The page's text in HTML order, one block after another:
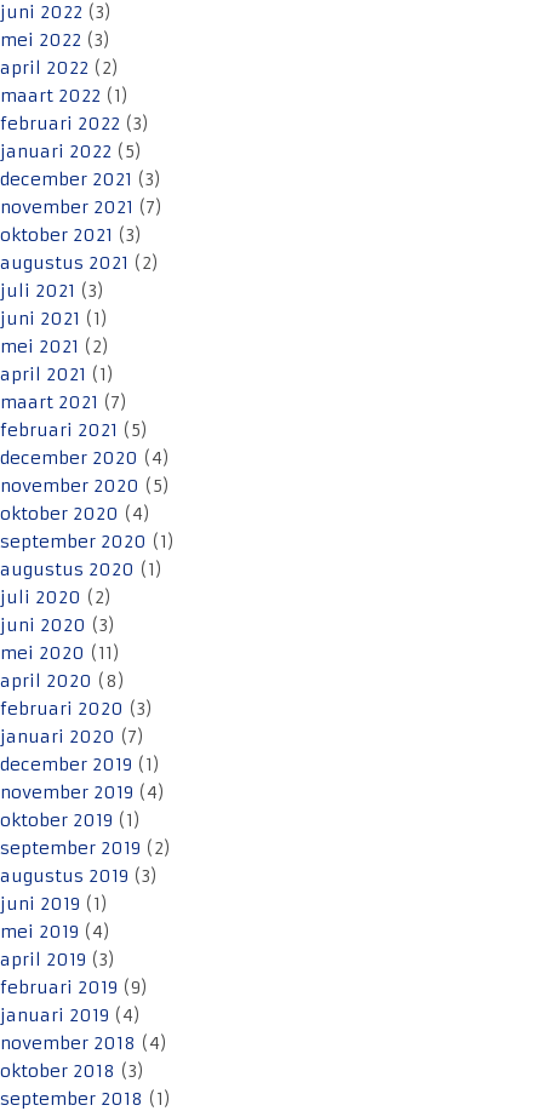
juni 2022 (3)
mei 2022 (3)
april 2022 (2)
maart 2022 (1)
februari 2022 (3)
januari 2022 (5)
december 2021 (3)
november 2021 (7)
oktober 2021 (3)
augustus 2021 (2)
juli 2021 (3)
juni 2021 (1)
mei 2021 (2)
april 2021 (1)
maart 2021 (7)
februari 2021 (5)
december 2020 (4)
november 2020 (5)
oktober 2020 (4)
september 2020 (1)
augustus 2020 (1)
juli 2020 (2)
juni 2020 (3)
mei 2020 (11)
april 2020 (8)
februari 2020 (3)
januari 2020 (7)
december 2019 (1)
november 2019 (4)
oktober 2019 (1)
september 2019 (2)
augustus 2019 (3)
juni 2019 (1)
mei 2019 (4)
april 2019 (3)
februari 2019 (9)
januari 2019 (4)
november 2018 (4)
oktober 2018 (3)
september 2018 (1)